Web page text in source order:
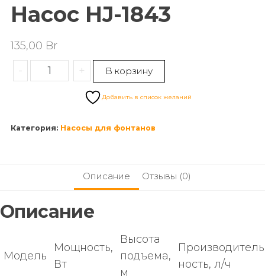
Насос HJ-1843
135,00 Br
-
+ В корзину
Добавить в список желаний
Категория: Насосы для фонтанов
Описание Отзывы (0)
Описание
Модель
Мощность,
Вт
Высота
подъема,
м
ность, л/ч